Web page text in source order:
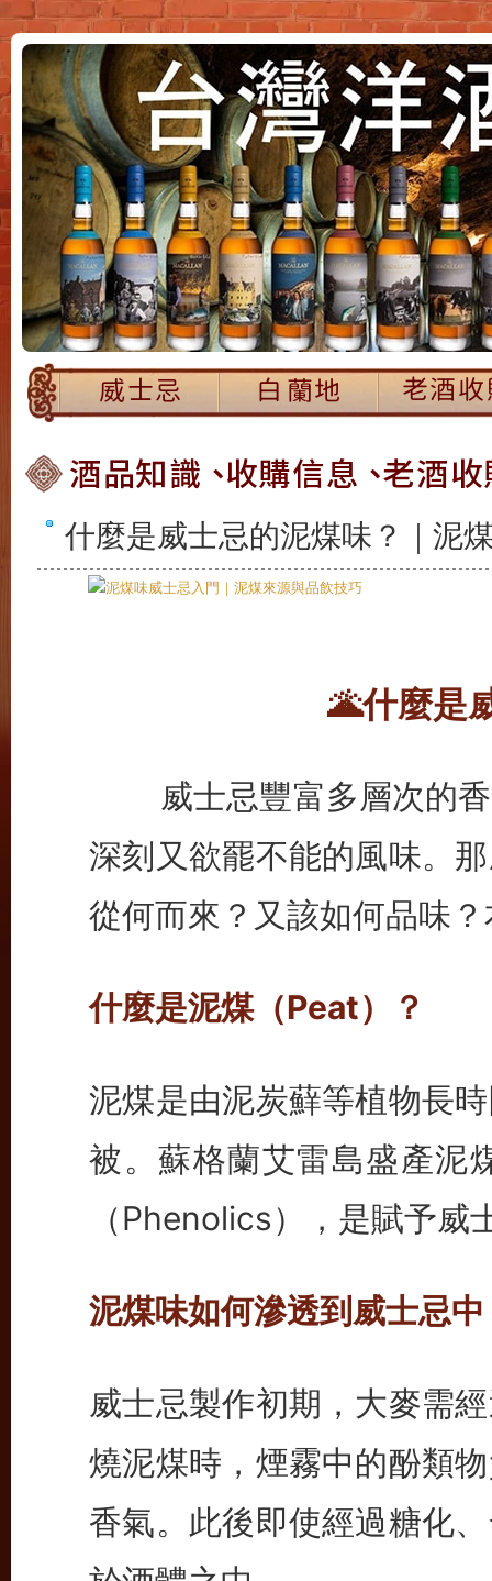
什麼是威士忌的泥煤味？｜泥
🌋什麼是
威士忌豐富多層次的香
深刻又欲罷不能的風味。
從何而來？又該如何品味
什麼是泥煤（Peat）？
泥煤是由泥炭蘚等植物長
被。蘇格蘭艾雷島盛產泥
（Phenolics），是賦予威
泥煤味如何滲透到威士忌中
威士忌製作初期，大麥需
燒泥煤時，煙霧中的酚類
香氣。此後即使經過糖化